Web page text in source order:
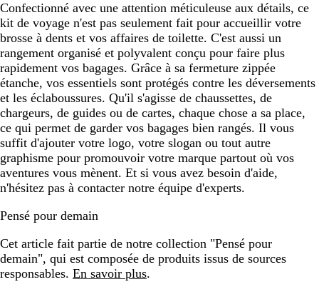
Confectionné avec une attention méticuleuse aux détails, ce
kit de voyage n'est pas seulement fait pour accueillir votre
brosse à dents et vos affaires de toilette. C'est aussi un
rangement organisé et polyvalent conçu pour faire plus
rapidement vos bagages. Grâce à sa fermeture zippée
étanche, vos essentiels sont protégés contre les déversements
et les éclaboussures. Qu'il s'agisse de chaussettes, de
chargeurs, de guides ou de cartes, chaque chose a sa place,
ce qui permet de garder vos bagages bien rangés. Il vous
suffit d'ajouter votre logo, votre slogan ou tout autre
graphisme pour promouvoir votre marque partout où vos
aventures vous mènent. Et si vous avez besoin d'aide,
n'hésitez pas à contacter notre équipe d'experts.
Pensé pour demain
Cet article fait partie de notre collection "Pensé pour
demain", qui est composée de produits issus de sources
responsables. En savoir plus.